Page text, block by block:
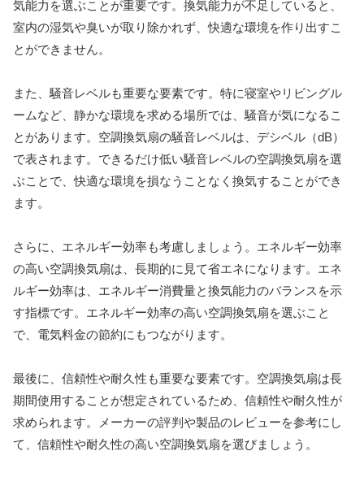
気能力を選ぶことが重要です。換気能力が不足していると、
室内の湿気や臭いが取り除かれず、快適な環境を作り出すこ
とができません。
また、騒音レベルも重要な要素です。特に寝室やリビングル
ームなど、静かな環境を求める場所では、騒音が気になるこ
とがあります。空調換気扇の騒音レベルは、デシベル（dB）
で表されます。できるだけ低い騒音レベルの空調換気扇を選
ぶことで、快適な環境を損なうことなく換気することができ
ます。
さらに、エネルギー効率も考慮しましょう。エネルギー効率
の高い空調換気扇は、長期的に見て省エネになります。エネ
ルギー効率は、エネルギー消費量と換気能力のバランスを示
す指標です。エネルギー効率の高い空調換気扇を選ぶこと
で、電気料金の節約にもつながります。
最後に、信頼性や耐久性も重要な要素です。空調換気扇は長
期間使用することが想定されているため、信頼性や耐久性が
求められます。メーカーの評判や製品のレビューを参考にし
て、信頼性や耐久性の高い空調換気扇を選びましょう。